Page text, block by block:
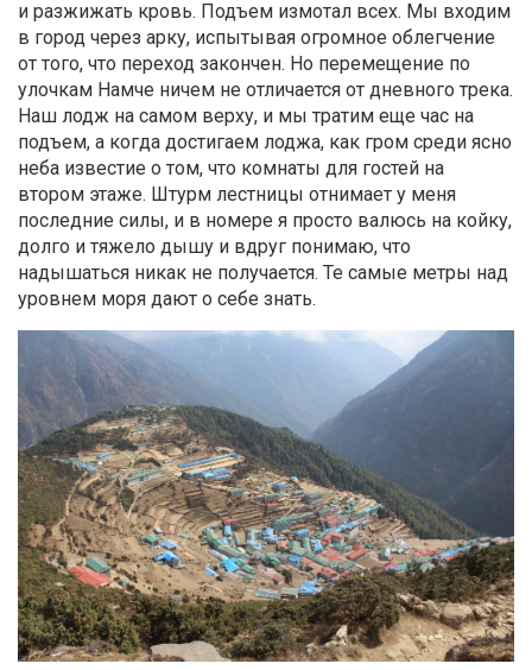
и разжижать кровь. Подъем измотал всех. Мы входим
в город через арку, испытывая огромное облегчение
от того, что переход закончен. Но перемещение по
улочкам Намче ничем не отличается от дневного трека.
Наш лодж на самом верху, и мы тратим еще час на
подъем, а когда достигаем лоджа, как гром среди ясно
неба известие о том, что комнаты для гостей на
втором этаже. Штурм лестницы отнимает у меня
последние силы, и в номере я просто валюсь на койку,
долго и тяжело дышу и вдруг понимаю, что
надышаться никак не получается. Те самые метры над
уровнем моря дают о себе знать.